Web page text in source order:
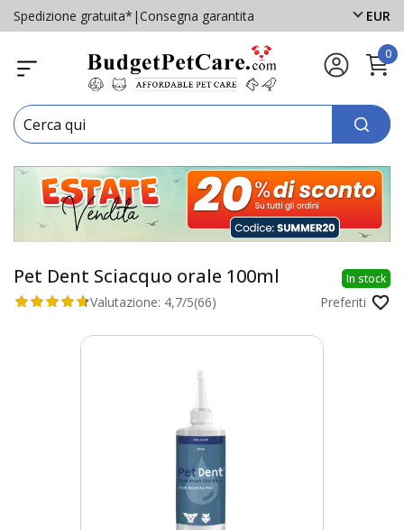
Spedizione gratuita* |Consegna garantita EUR
0
Pet Dent Sciacquo orale 100ml In stock
Valutazione: 4,7/5(66) Preferiti